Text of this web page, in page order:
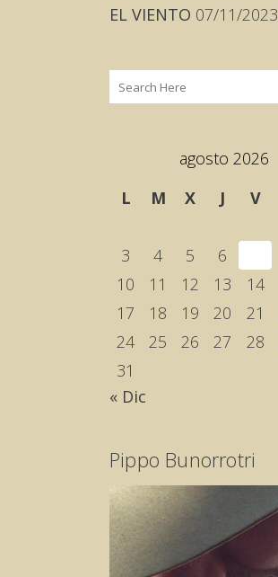
EL VIENTO 07/11/2023
agosto 2026
L
M X J V
3
4 5 6
10
11 12 13 14
17
18 19 20 21
24
25 26 27 28
31
« Dic
Pippo Bunorrotri